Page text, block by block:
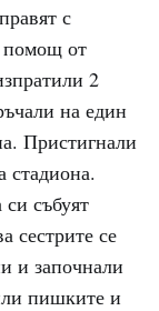
с
помощ от
2
на един
Пристигнали
събуят
сестрите се
и започнали
пишките и